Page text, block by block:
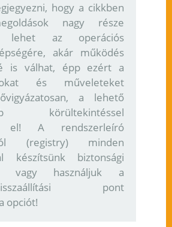
hogy a cikkben
nagy része
lehet az operációs
akár működés
is válhat, épp ezért a
és műveleteket
a lehető
körültekintéssel
el! A rendszerleíró
(registry) minden
készítsünk biztonsági
vagy használjuk a
visszaállítási pont
opciót!